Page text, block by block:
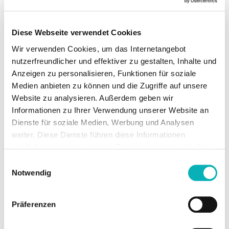
Diese Webseite verwendet Cookies
Wir verwenden Cookies, um das Internetangebot
nutzerfreundlicher und effektiver zu gestalten, Inhalte und
Anzeigen zu personalisieren, Funktionen für soziale
Medien anbieten zu können und die Zugriffe auf unsere
Website zu analysieren. Außerdem geben wir
Informationen zu Ihrer Verwendung unserer Website an
Dienste für soziale Medien, Werbung und Analysen
weiter. Diese Dienste führen diese Informationen
Nutzung der Dienste gesammelt haben.
Notwendig
Präferenzen
© RENOWATE
Z
e
e
außergewöhnlich kurzer Zeit umgesetzt. Die Sanierung
erfolgte nach dem Energiesprong-Prinzip, das heißt
Einsatz von vorgefertigten Elementen, die es erlauben,